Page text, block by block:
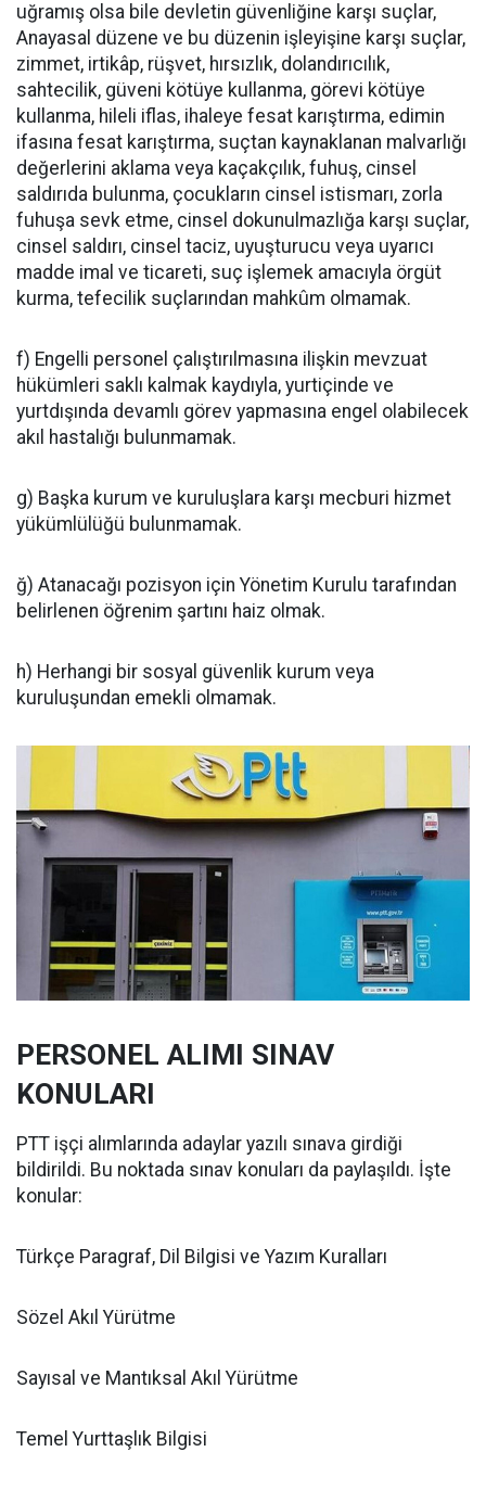
uğramış olsa bile devletin güvenliğine karşı suçlar,
Anayasal düzene ve bu düzenin işleyişine karşı suçlar,
zimmet, irtikâp, rüşvet, hırsızlık, dolandırıcılık,
sahtecilik, güveni kötüye kullanma, görevi kötüye
kullanma, hileli iflas, ihaleye fesat karıştırma, edimin
ifasına fesat karıştırma, suçtan kaynaklanan malvarlığı
değerlerini aklama veya kaçakçılık, fuhuş, cinsel
saldırıda bulunma, çocukların cinsel istismarı, zorla
fuhuşa sevk etme, cinsel dokunulmazlığa karşı suçlar,
cinsel saldırı, cinsel taciz, uyuşturucu veya uyarıcı
madde imal ve ticareti, suç işlemek amacıyla örgüt
kurma, tefecilik suçlarından mahkûm olmamak.
f) Engelli personel çalıştırılmasına ilişkin mevzuat
hükümleri saklı kalmak kaydıyla, yurtiçinde ve
yurtdışında devamlı görev yapmasına engel olabilecek
akıl hastalığı bulunmamak.
g) Başka kurum ve kuruluşlara karşı mecburi hizmet
yükümlülüğü bulunmamak.
ğ) Atanacağı pozisyon için Yönetim Kurulu tarafından
belirlenen öğrenim şartını haiz olmak.
h) Herhangi bir sosyal güvenlik kurum veya
kuruluşundan emekli olmamak.
PERSONEL ALIMI SINAV
KONULARI
PTT işçi alımlarında adaylar yazılı sınava girdiği
bildirildi. Bu noktada sınav konuları da paylaşıldı. İşte
konular:
Türkçe Paragraf, Dil Bilgisi ve Yazım Kuralları
Sözel Akıl Yürütme
Sayısal ve Mantıksal Akıl Yürütme
Temel Yurttaşlık Bilgisi